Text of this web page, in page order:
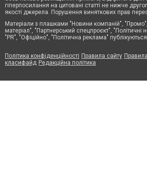
гіперпосилання на цитовані статті не нижче
якості джерела. Порушення виняткових прав
Матеріали з плашками "Новини компаній",
матеріал", "Партнерський спецпроєкт", "Політичні
"PR", "Офіційно", "Політична реклама"
Політика конфіденційності Правила сайту Правила
класифайд Редакційна політика